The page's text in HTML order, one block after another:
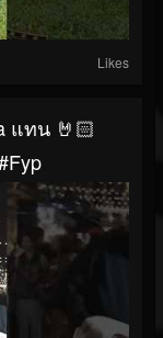
Likes
แทน 🤘🏻